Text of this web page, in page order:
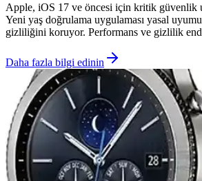
Apple, iOS 17 ve öncesi için kritik güvenlik
Yeni yaş doğrulama uygulaması yasal
gizliliğini koruyor. Performans ve gizlilik
Daha fazla bilgi edinin